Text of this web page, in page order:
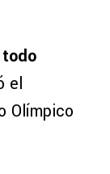
el
Olímpico